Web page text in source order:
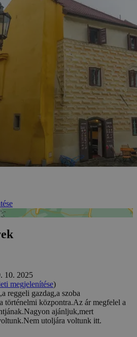
10. 2025
megjelenítése)
reggeli gazdag,a szoba
történelmi központra.Az ár megfelel a
ajánljuk,mert
utoljára voltunk itt.